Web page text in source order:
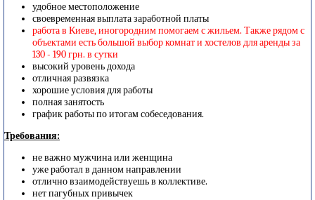
удобное местоположение
своевременная выплата заработной платы
работа в Киеве, иногородним помогаем с жильем. Также рядом с
объектами есть большой выбор комнат и хостелов для аренды за
130 - 190 грн. в сутки
высокий уровень дохода
отличная развязка
хорошие условия для работы
полная занятость
график работы по итогам собеседования.
Требования:
не важно мужчина или женщина
уже работал в данном направлении
отлично взаимодействуешь в коллективе.
нет пагубных привычек